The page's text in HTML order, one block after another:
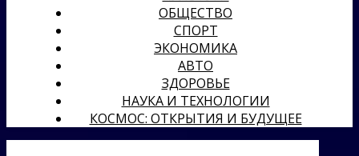
ОБЩЕСТВО
СПОРТ
ЭКОНОМИКА
АВТО
ЗДОРОВЬЕ
НАУКА И ТЕХНОЛОГИИ
КОСМОС: ОТКРЫТИЯ И БУДУЩЕЕ